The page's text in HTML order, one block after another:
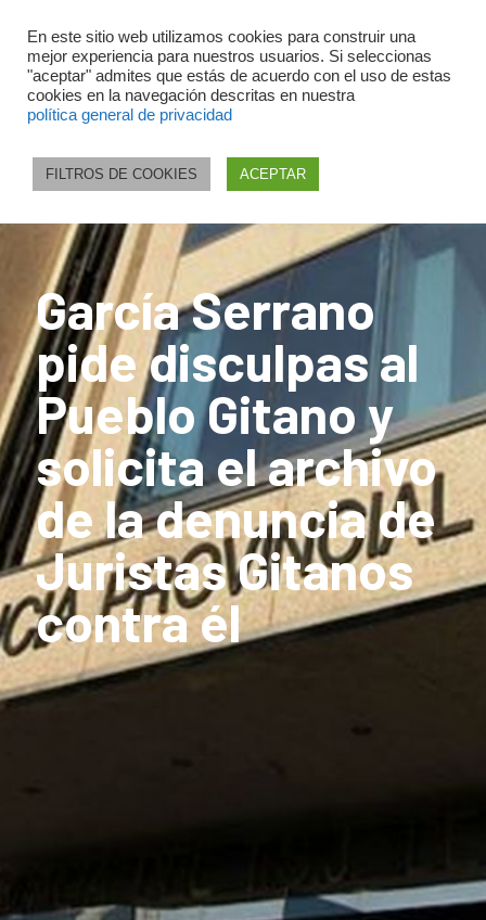
García Serrano
pide disculpas al
Pueblo Gitano y
solicita el archivo
de la denuncia de
Juristas Gitanos
contra él
En este sitio web utilizamos cookies para construir una
mejor experiencia para nuestros usuarios. Si seleccionas
"aceptar" admites que estás de acuerdo con el uso de estas
cookies en la navegación descritas en nuestra
política general de privacidad
FILTROS DE COOKIES ACEPTAR